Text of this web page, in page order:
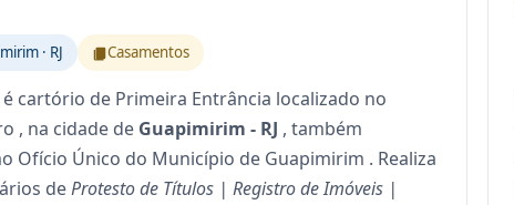
· RJ Casamentos
é cartório de Primeira Entrância localizado no
, na cidade de Guapimirim - RJ , também
Ofício Único do Município de Guapimirim . Realiza
deProtesto de Títulos | Registro de Imóveis |